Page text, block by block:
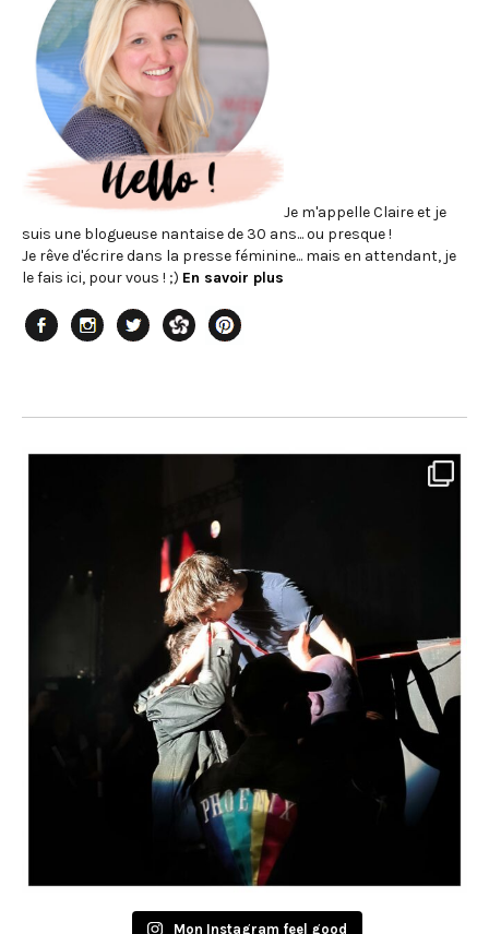
Je m'appelle Claire et je
suis une blogueuse nantaise de 30 ans... ou presque !
Je rêve d'écrire dans la presse féminine... mais en attendant, je
le fais ici, pour vous ! ;) En savoir plus
Mon Instagram feel good